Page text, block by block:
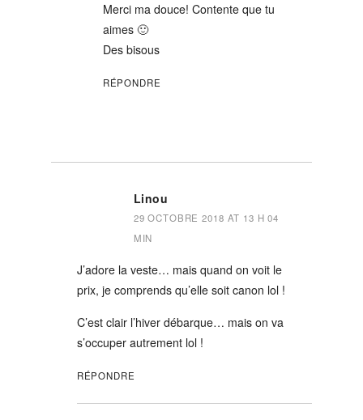
Merci ma douce! Contente que tu
aimes 🙂
Des bisous
RÉPONDRE
Linou
29 OCTOBRE 2018 AT 13 H 04
MIN
J’adore la veste… mais quand on voit le
prix, je comprends qu’elle soit canon lol !
C’est clair l’hiver débarque… mais on va
s’occuper autrement lol !
RÉPONDRE